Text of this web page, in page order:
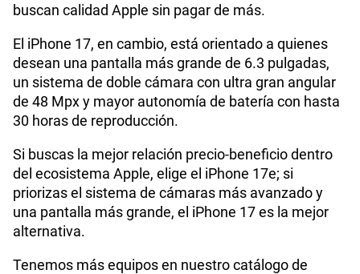
buscan calidad Apple sin pagar de más.
El iPhone 17, en cambio, está orientado a quienes
desean una pantalla más grande de 6.3 pulgadas,
un sistema de doble cámara con ultra gran angular
de 48 Mpx y mayor autonomía de batería con hasta
30 horas de reproducción.
Si buscas la mejor relación precio-beneficio dentro
del ecosistema Apple, elige el iPhone 17e; si
priorizas el sistema de cámaras más avanzado y
una pantalla más grande, el iPhone 17 es la mejor
alternativa.
Tenemos más equipos en nuestro catálogo de